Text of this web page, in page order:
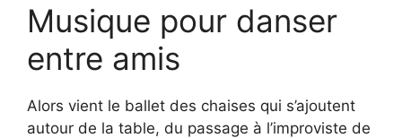
Musique pour danser
entre amis
Alors vient le ballet des chaises qui s’ajoutent
autour de la table, du passage à l’improviste de